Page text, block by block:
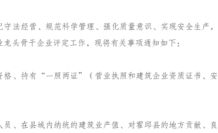
法经营、规范科学管理、强化质量意识、实现安全生产，
头骨干企业评定工作，现将有关事项通知如下：
格、持有“一照两证”（营业执照和建筑企业资质证书、安
、在县域内纳统的建筑业产值、对霍邱县的地方贡献、良